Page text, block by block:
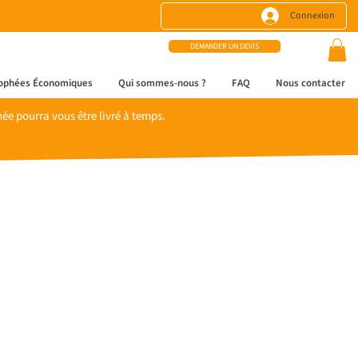
Connexion
DEMANDER UN DEVIS
Économiques Qui sommes-nous ? FAQ Nous contacter
pourra vous être livré à temps.